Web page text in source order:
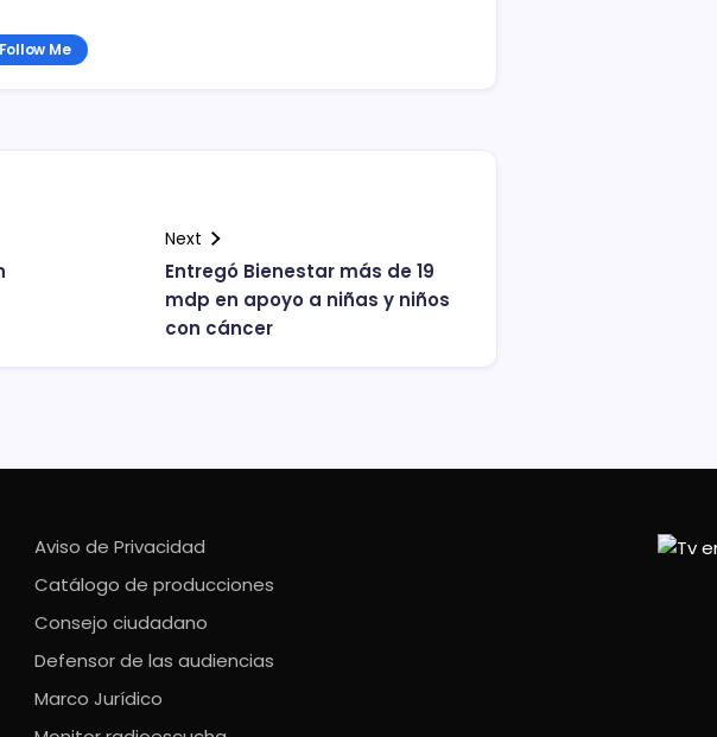
Follow Me
Next
Entregó Bienestar más de 19
mdp en apoyo a niñas y niños
con cáncer
Aviso de Privacidad
Catálogo de producciones
Consejo ciudadano
Defensor de las audiencias
Marco Jurídico